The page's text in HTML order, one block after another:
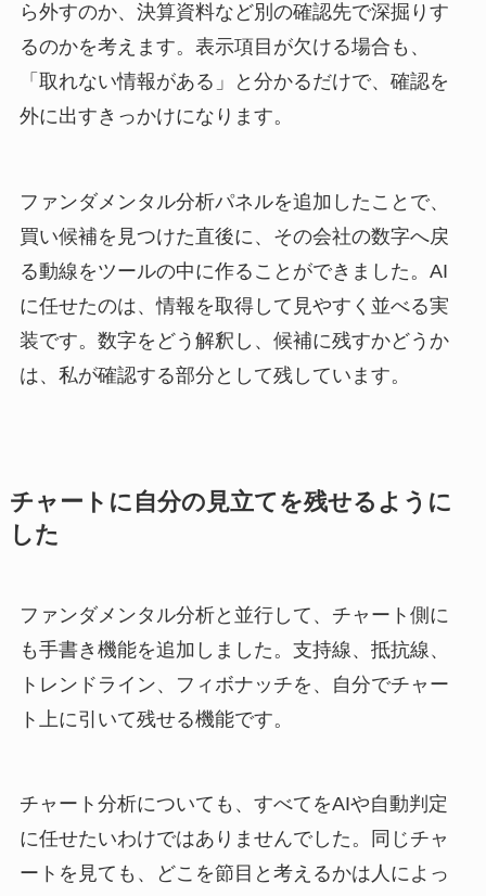
ら外すのか、決算資料など別の確認先で深掘りす
るのかを考えます。表示項目が欠ける場合も、
「取れない情報がある」と分かるだけで、確認を
外に出すきっかけになります。
ファンダメンタル分析パネルを追加したことで、
買い候補を見つけた直後に、その会社の数字へ戻
る動線をツールの中に作ることができました。AI
に任せたのは、情報を取得して見やすく並べる実
装です。数字をどう解釈し、候補に残すかどうか
は、私が確認する部分として残しています。
チャートに自分の見立てを残せるように
した
ファンダメンタル分析と並行して、チャート側に
も手書き機能を追加しました。支持線、抵抗線、
トレンドライン、フィボナッチを、自分でチャー
ト上に引いて残せる機能です。
チャート分析についても、すべてをAIや自動判定
に任せたいわけではありませんでした。同じチャ
ートを見ても、どこを節目と考えるかは人によっ